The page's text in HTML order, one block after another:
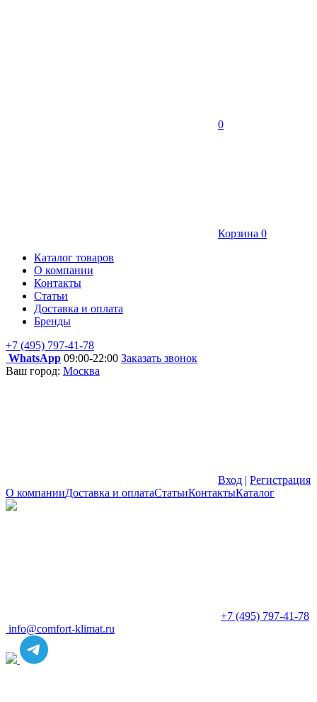
0
Корзина 0
Каталог товаров
О компании
Контакты
Статьи
Доставка и оплата
Бренды
+7 (495) 797-41-78
WhatsApp 09:00-22:00 Заказать звонок
Ваш город: Москва
Вход | Регистрация
О компанииДоставка и оплатаСтатьиКонтактыКаталог
+7 (495) 797-41-78
info@comfort-klimat.ru